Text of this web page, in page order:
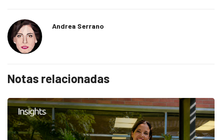
Andrea Serrano
Notas relacionadas